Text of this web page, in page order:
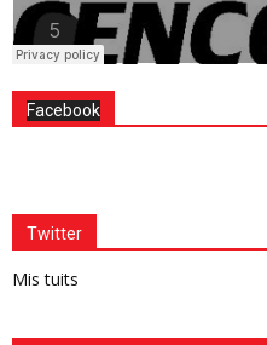
Facebook
Twitter
Mis tuits